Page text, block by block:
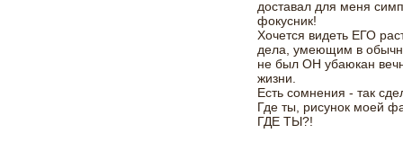
доставал для меня
фокусник!
Хочется видеть ЕГО
дела, умеющим в
не был ОН убаюкан
жизни.
Есть сомнения - так
Где ты, рисунок моей
ГДЕ ТЫ?!